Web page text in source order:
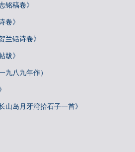
铭稿卷》
卷》
兰铦诗卷》
跋》
九八九年作）
山岛月牙湾拾石子一首》